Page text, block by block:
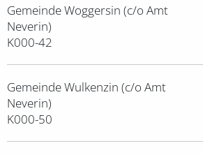
Gemeinde Woggersin (c/o Amt
Neverin)
K000-42
Gemeinde Wulkenzin (c/o Amt
Neverin)
K000-50